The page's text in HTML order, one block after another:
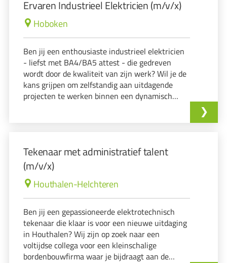
Ervaren Industrieel Elektricien (m/v/x)
Hoboken
Ben jij een enthousiaste industrieel elektricien
- liefst met BA4/BA5 attest - die gedreven
wordt door de kwaliteit van zijn werk? Wil je de
kans grijpen om zelfstandig aan uitdagende
projecten te werken binnen een dynamisch
Tekenaar met administratief talent
(m/v/x)
Houthalen-Helchteren
Ben jij een gepassioneerde elektrotechnisch
tekenaar die klaar is voor een nieuwe uitdaging
in Houthalen? Wij zijn op zoek naar een
voltijdse collega voor een kleinschalige
bordenbouwfirma waar je bijdraagt aan de